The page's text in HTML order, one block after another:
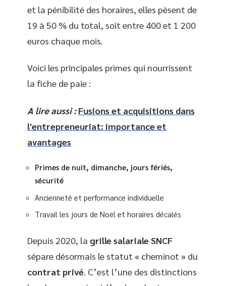
et la pénibilité des horaires, elles pèsent de
19 à 50 % du total, soit entre 400 et 1 200
euros chaque mois.
Voici les principales primes qui nourrissent
la fiche de paie :
A lire aussi : Fusions et acquisitions dans
l'entrepreneuriat: importance et
avantages
Primes de nuit, dimanche, jours fériés,
sécurité
Ancienneté et performance individuelle
Travail les jours de Noël et horaires décalés
Depuis 2020, la grille salariale SNCF
sépare désormais le statut « cheminot » du
contrat privé . C’est l’une des distinctions